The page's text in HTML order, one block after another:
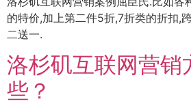
的特价,加上第二件5折,7折类的折扣,
二送一.
洛杉矶互联网营销
些？